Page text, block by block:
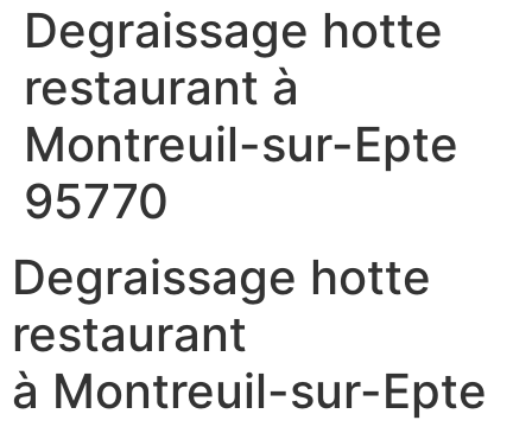
Degraissage hotte
restaurant à
Montreuil-sur-Epte
95770
Degraissage hotte
restaurant
à Montreuil-sur-Epte